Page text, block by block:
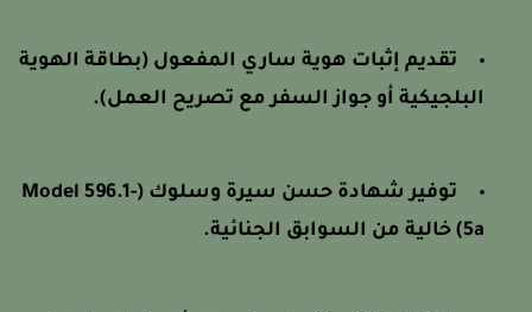
تقديم إثبات هوية ساري المفعول (بطاقة الهوية
البلجيكية أو جواز السفر مع تصريح العمل).
توفير شهادة حسن سيرة وسلوك (Model 596.1-